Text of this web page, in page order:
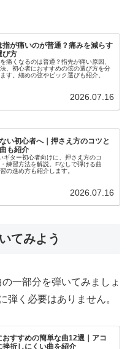
指が痛いのが普通？痛みを減らす
び方
痛くなるのは普通？指先が痛い原因、
、初心者におすすめの弦の選び方を分
す。細めの弦やピック選びも紹介。
2026.07.16
い初心者へ｜押さえ方のコツと
も紹介
ギター初心者向けに、押さえ方のコ
練習方法を解説。Fなしで弾ける曲
の進め方も紹介します。
2026.07.16
てみよう
一部分を弾いてみましょ
弾く必要はありません。
おすすめの簡単な曲12選｜アコ
挫折しにくい曲を紹介